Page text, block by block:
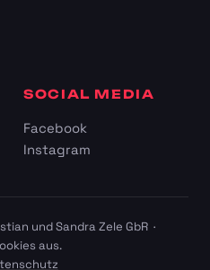
SOCIAL MEDIA
Facebook
Instagram
und Sandra Zele GbR ·
aus.